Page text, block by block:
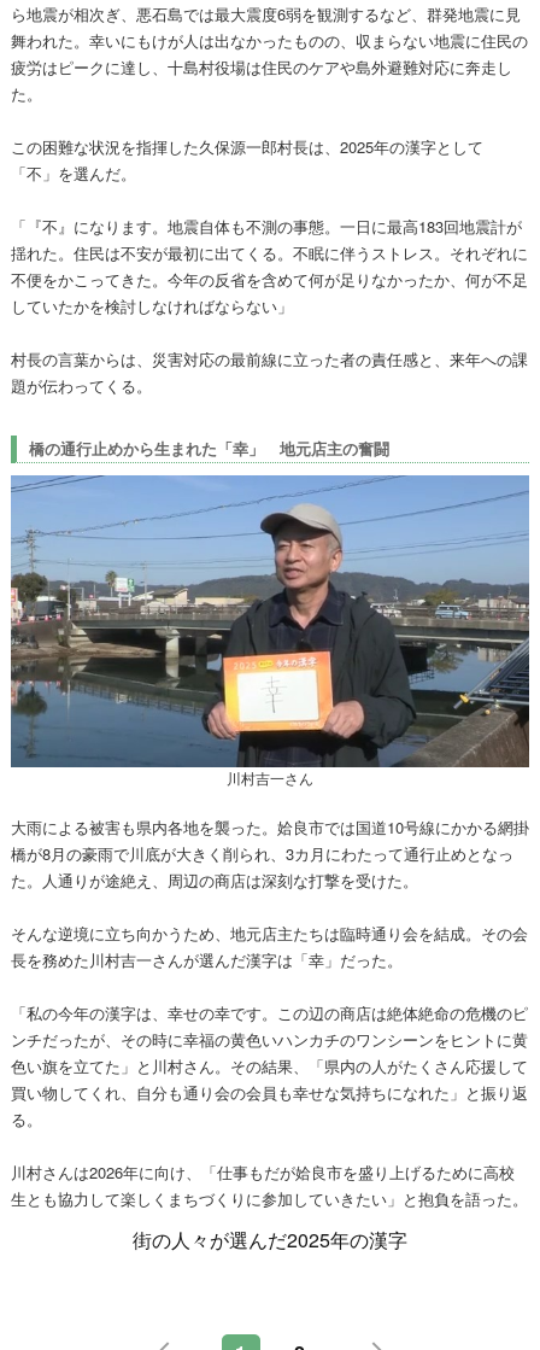
ら地震が相次ぎ、悪石島では最大震度6弱を観測するなど、群発地震に見
舞われた。幸いにもけが人は出なかったものの、収まらない地震に住民の
疲労はピークに達し、十島村役場は住民のケアや島外避難対応に奔走し
た。
この困難な状況を指揮した久保源一郎村長は、2025年の漢字として
「不」を選んだ。
「『不』になります。地震自体も不測の事態。一日に最高183回地震計が
揺れた。住民は不安が最初に出てくる。不眠に伴うストレス。それぞれに
不便をかこってきた。今年の反省を含めて何が足りなかったか、何が不足
していたかを検討しなければならない」
村長の言葉からは、災害対応の最前線に立った者の責任感と、来年への課
題が伝わってくる。
橋の通行止めから生まれた「幸」 地元店主の奮闘
川村吉一さん
大雨による被害も県内各地を襲った。姶良市では国道10号線にかかる網掛
橋が8月の豪雨で川底が大きく削られ、3カ月にわたって通行止めとなっ
た。人通りが途絶え、周辺の商店は深刻な打撃を受けた。
そんな逆境に立ち向かうため、地元店主たちは臨時通り会を結成。その会
長を務めた川村吉一さんが選んだ漢字は「幸」だった。
「私の今年の漢字は、幸せの幸です。この辺の商店は絶体絶命の危機のピ
ンチだったが、その時に幸福の黄色いハンカチのワンシーンをヒントに黄
色い旗を立てた」と川村さん。その結果、「県内の人がたくさん応援して
買い物してくれ、自分も通り会の会員も幸せな気持ちになれた」と振り返
る。
川村さんは2026年に向け、「仕事もだが姶良市を盛り上げるために高校
生とも協力して楽しくまちづくりに参加していきたい」と抱負を語った。
街の人々が選んだ2025年の漢字